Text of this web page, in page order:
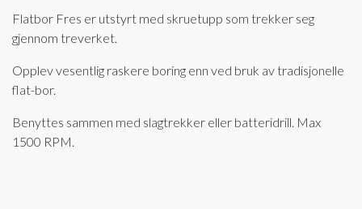
Flatbor Fres er utstyrt med skruetupp som trekker seg
gjennom treverket.
Opplev vesentlig raskere boring enn ved bruk av tradisjonelle
flat-bor.
Benyttes sammen med slagtrekker eller batteridrill. Max
1500 RPM.